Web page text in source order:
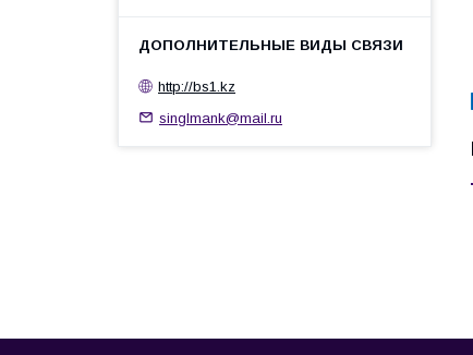
http://bs1.kz
singlmank@mail.ru